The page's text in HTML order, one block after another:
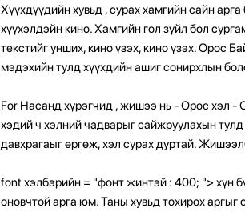
Хүүхдүүдийн хувьд , сурах хамгийн сайн
хүүхэлдэйн кино. Хамгийн гол зүйл бол
текстийг унших, кино үзэх, кино үзэх. Орос
мэдэхийн тулд хүүхдийн ашиг сонирхлын
For Насанд хүрэгчид , жишээ нь - Орос хэл -
хэдий ч хэлний чадварыг сайжруулахын
давхрагаыг өргөж, хэл сурах дуртай.
font хэлбэрийн = "фонт жинтэй : 400; "> хүн
оновчтой арга юм. Таны хувьд тохирох аргыг